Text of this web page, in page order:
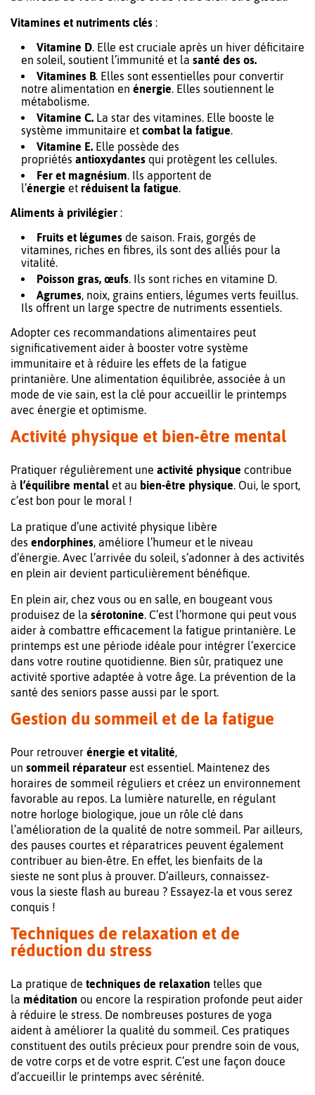
Vitamines et nutriments clés :
Vitamine D. Elle est cruciale après un hiver déficitaire
en soleil, soutient l’immunité et la santé des os.
Vitamines B. Elles sont essentielles pour convertir
notre alimentation en énergie. Elles soutiennent le
métabolisme.
Vitamine C. La star des vitamines. Elle booste le
système immunitaire et combat la fatigue.
Vitamine E. Elle possède des
propriétés antioxydantes qui protègent les cellules.
Fer et magnésium. Ils apportent de
l’énergie et réduisent la fatigue.
Aliments à privilégier :
Fruits et légumes de saison. Frais, gorgés de
vitamines, riches en fibres, ils sont des alliés pour la
vitalité.
Poisson gras, œufs. Ils sont riches en vitamine D.
Agrumes, noix, grains entiers, légumes verts feuillus.
Ils offrent un large spectre de nutriments essentiels.
Adopter ces recommandations alimentaires peut
significativement aider à booster votre système
immunitaire et à réduire les effets de la fatigue
printanière. Une alimentation équilibrée, associée à un
mode de vie sain, est la clé pour accueillir le printemps
avec énergie et optimisme.
Activité physique et bien-être mental
Pratiquer régulièrement une activité physique contribue
à l’équilibre mental et au bien-être physique. Oui, le sport,
c’est bon pour le moral !
La pratique d’une activité physique libère
des endorphines, améliore l’humeur et le niveau
d’énergie. Avec l’arrivée du soleil, s’adonner à des activités
en plein air devient particulièrement bénéfique.
En plein air, chez vous ou en salle, en bougeant vous
produisez de la sérotonine. C’est l’hormone qui peut vous
aider à combattre efficacement la fatigue printanière. Le
printemps est une période idéale pour intégrer l’exercice
dans votre routine quotidienne. Bien sûr, pratiquez une
activité sportive adaptée à votre âge. La prévention de la
santé des seniors passe aussi par le sport.
Gestion du sommeil et de la fatigue
Pour retrouver énergie et vitalité,
un sommeil réparateur est essentiel. Maintenez des
horaires de sommeil réguliers et créez un environnement
favorable au repos. La lumière naturelle, en régulant
notre horloge biologique, joue un rôle clé dans
l’amélioration de la qualité de notre sommeil. Par ailleurs,
des pauses courtes et réparatrices peuvent également
contribuer au bien-être. En effet, les bienfaits de la
sieste ne sont plus à prouver. D’ailleurs, connaissez-
vous la sieste flash au bureau ? Essayez-la et vous serez
conquis !
Techniques de relaxation et de
réduction du stress
La pratique de techniques de relaxation telles que
la méditation ou encore la respiration profonde peut aider
à réduire le stress. De nombreuses postures de yoga
aident à améliorer la qualité du sommeil. Ces pratiques
constituent des outils précieux pour prendre soin de vous,
de votre corps et de votre esprit. C’est une façon douce
d’accueillir le printemps avec sérénité.